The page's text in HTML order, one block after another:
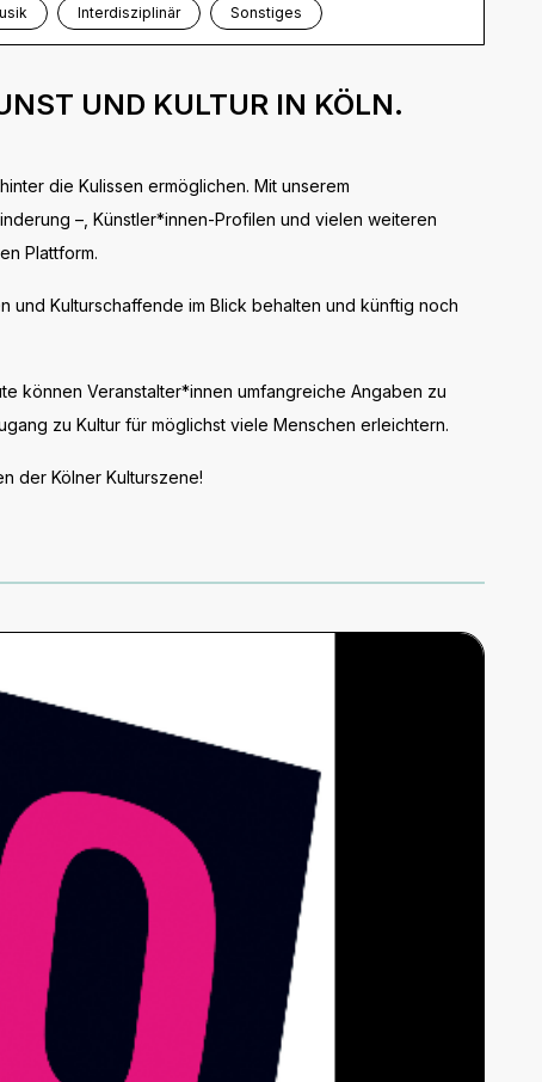
Interdisziplinär Sonstiges
UND KULTUR IN KÖLN.
die Kulissen ermöglichen. Mit unserem
–, Künstler*innen-Profilen und vielen weiteren
Plattform.
und Kulturschaffende im Blick behalten und künftig noch
können Veranstalter*innen umfangreiche Angaben zu
zu Kultur für möglichst viele Menschen erleichtern.
der Kölner Kulturszene!